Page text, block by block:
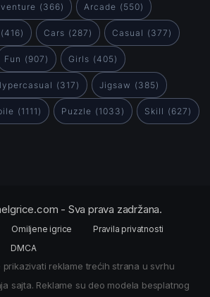
(366) Arcade (550)
(416) Cars (287) Casual (377)
Fun (907) Girls (405)
(317) Jigsaw (385)
(1111) Puzzle (1033) Skill (627)
- Sva prava zadržana.
Omiljene igrice
Pravila privatnosti
DMCA
prikazivati reklame trećih strana u svrhu
sajta. Reklame su deo modela besplatnog